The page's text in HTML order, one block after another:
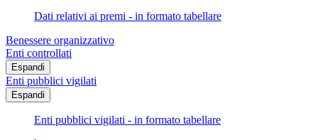
Dati relativi ai premi - in formato tabellare
Benessere organizzativo
Enti controllati
Espandi
Enti pubblici vigilati
Espandi
Enti pubblici vigilati - in formato tabellare